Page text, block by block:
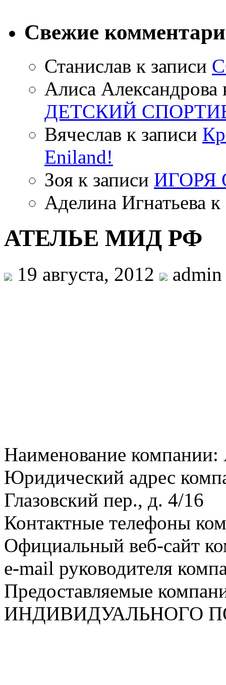
Свежие
Станислав к записи
Алиса Александрова
ДЕТСКИЙ
Вячеслав к записи
Eniland!
Зоя к записи ИГОРЯ
Аделина Игнатьева к
АТЕЛЬЕ МИД РФ
19 августа, 2012 admin
Наименование
Юридический адрес
Глазовский пер., д. 4/16
Контактные телефоны
Официальный веб-сайт
e-mail руководителя
Предоставляемые
ИНДИВИДУАЛЬНОГО